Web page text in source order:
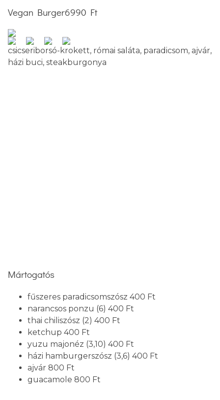
Vegan Burger6990 Ft
csicseriborsó-krokett, római saláta, paradicsom, ajvár,
házi buci, steakburgonya
Mártogatós
fűszeres paradicsomszósz 400 Ft
narancsos ponzu (6) 400 Ft
thai chiliszósz (2) 400 Ft
ketchup 400 Ft
yuzu majonéz (3,10) 400 Ft
házi hamburgerszósz (3,6) 400 Ft
ajvár 800 Ft
guacamole 800 Ft